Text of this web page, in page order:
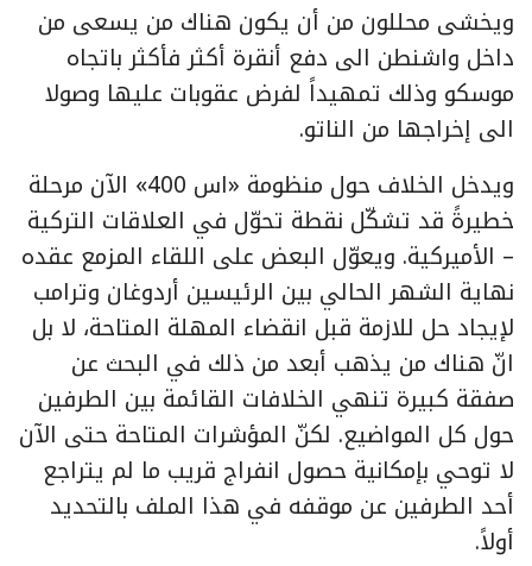
ويخشى محللون من أن يكون هناك من يسعى من
داخل واشنطن الى دفع أنقرة أكثر فأكثر باتجاه
موسكو وذلك تمهيداً لفرض عقوبات عليها وصولا
الى إخراجها من الناتو.
ويدخل الخلاف حول منظومة «اس 400» الآن مرحلة
خطيرةً قد تشكّل نقطة تحوّل في العلاقات التركية
– الأميركية. ويعوّل البعض على اللقاء المزمع عقده
نهاية الشهر الحالي بين الرئيسين أردوغان وترامب
لإيجاد حل للازمة قبل انقضاء المهلة المتاحة، لا بل
انّ هناك من يذهب أبعد من ذلك في البحث عن
صفقة كبيرة تنهي الخلافات القائمة بين الطرفين
حول كل المواضيع. لكنّ المؤشرات المتاحة حتى الآن
لا توحي بإمكانية حصول انفراج قريب ما لم يتراجع
أحد الطرفين عن موقفه في هذا الملف بالتحديد
أولاً.